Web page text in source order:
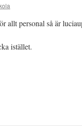
allt personal så är
istället.